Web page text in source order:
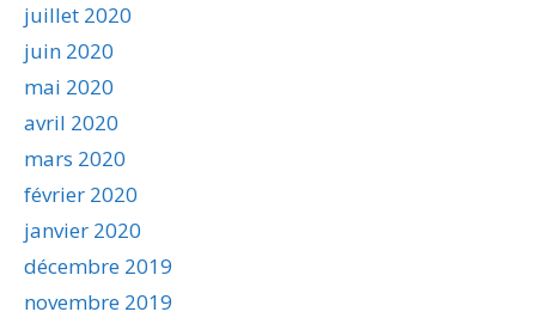
juillet 2020
juin 2020
mai 2020
avril 2020
mars 2020
février 2020
janvier 2020
décembre 2019
novembre 2019